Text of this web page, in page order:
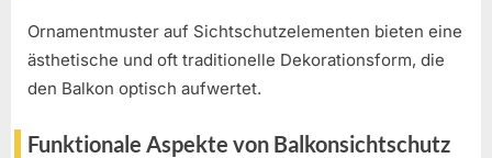
Ornamentmuster auf Sichtschutzelementen bieten eine
ästhetische und oft traditionelle Dekorationsform, die
den Balkon optisch aufwertet.
Funktionale Aspekte von Balkonsichtschutz